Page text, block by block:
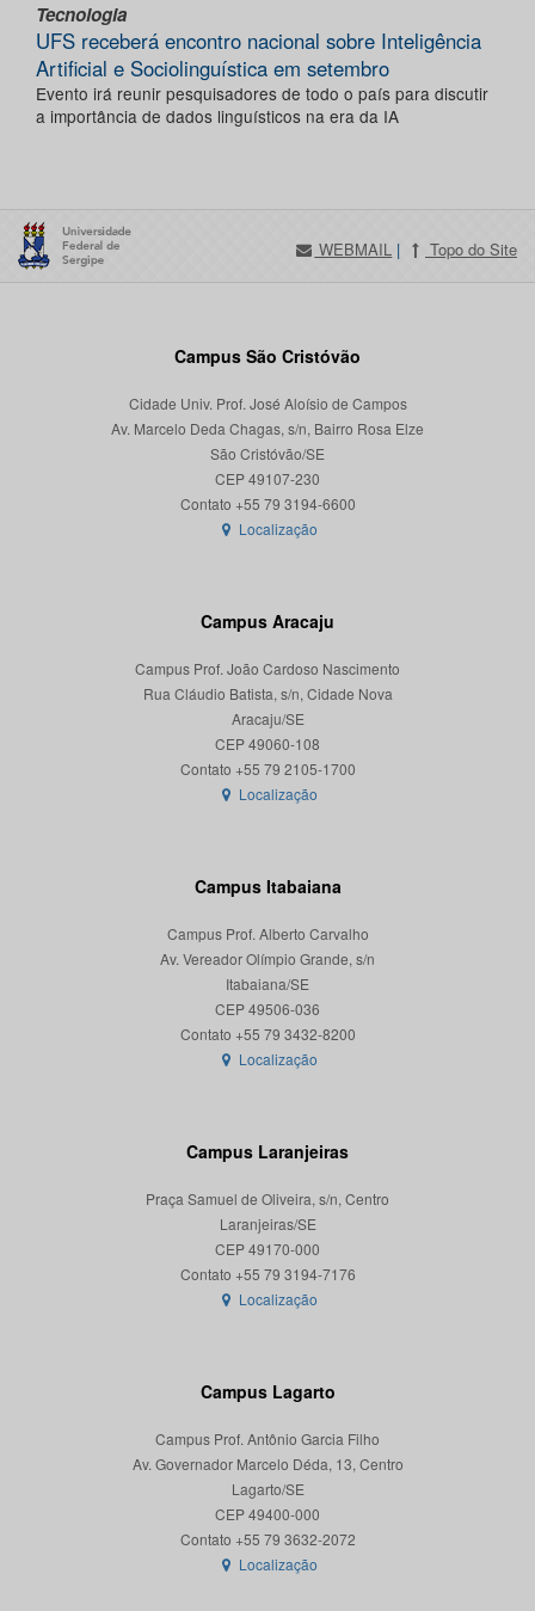
Tecnologia
UFS receberá encontro nacional sobre Inteligência
Artificial e Sociolinguística em setembro
Evento irá reunir pesquisadores de todo o país para discutir
a importância de dados linguísticos na era da IA
WEBMAIL | Topo do Site
Campus São Cristóvão
Cidade Univ. Prof. José Aloísio de Campos
Av. Marcelo Deda Chagas, s/n, Bairro Rosa Elze
São Cristóvão/SE
CEP 49107-230
Localização
Campus Aracaju
Campus Prof. João Cardoso Nascimento
Rua Cláudio Batista, s/n, Cidade Nova
Aracaju/SE
CEP 49060-108
Localização
Campus Itabaiana
Campus Prof. Alberto Carvalho
Av. Vereador Olímpio Grande, s/n
Itabaiana/SE
CEP 49506-036
Localização
Campus Laranjeiras
Praça Samuel de Oliveira, s/n, Centro
Laranjeiras/SE
CEP 49170-000
Localização
Campus Lagarto
Campus Prof. Antônio Garcia Filho
Av. Governador Marcelo Déda, 13, Centro
Lagarto/SE
CEP 49400-000
Localização